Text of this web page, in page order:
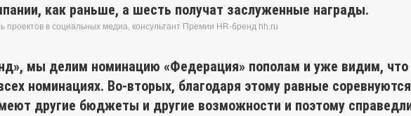
как раньше, а шесть получат заслуженные награды.
проектов в социальных медиа, консультант Премии HR-бренд hh.ru
мы делим номинацию «Федерация» пополам и уже видим, что
номинациях. Во-вторых, благодаря этому равные
другие бюджеты и другие возможности и поэтому